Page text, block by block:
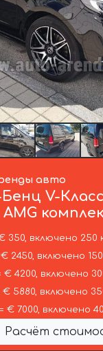
авто
БенцV-
350, включено 250
2450, включено
€ 4200, включено
€ 5880, включено
€ 7000, включено
Расчёт